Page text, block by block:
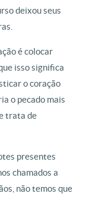
deixou seus
é colocar
isso significa
o coração
o pecado mais
trata de
presentes
chamados a
não temos que